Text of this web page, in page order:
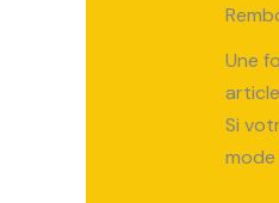
Une
Si
mode